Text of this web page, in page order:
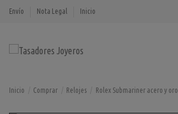
Envío Nota Legal Inicio
Inicio Comprar Relojes Rolex Submariner acero y oro